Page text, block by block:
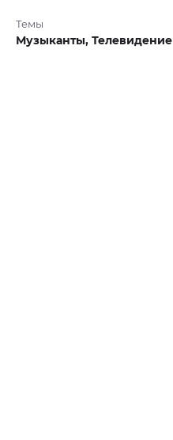
Темы
Музыканты, Телевидение